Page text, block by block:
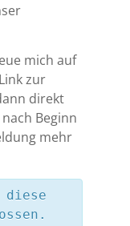
mich auf
zur
direkt
Beginn
mehr
diese